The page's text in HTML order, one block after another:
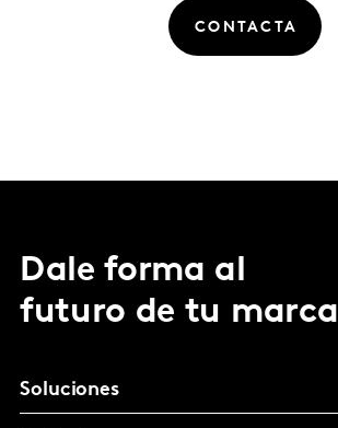
CONTACTA
Dale forma al
futuro de tu marca
Soluciones